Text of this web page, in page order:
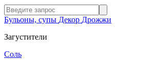
Бульоны, супы Декор Дрожжи
Загустители
Соль